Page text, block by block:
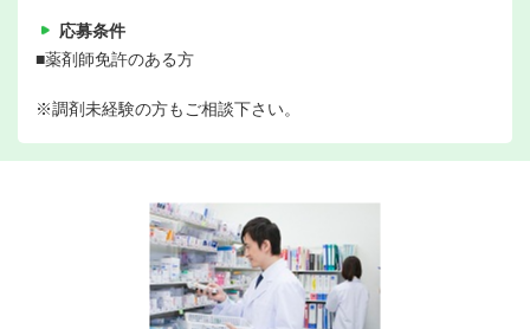
応募条件
■薬剤師免許のある方
※調剤未経験の方もご相談下さい。